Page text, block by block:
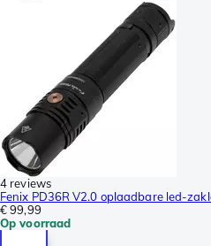
4 reviews
Fenix PD36R V2.0 oplaadbare led-
€ 99,99
Op voorraad